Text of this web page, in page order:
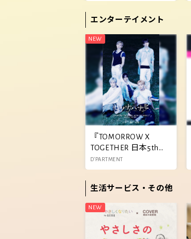
エンターテイメント
『TOMORROW X
TOGETHER 日本5thシ
ングル「セツナハナ
ビ」POP-UP STORE』
D'PARTMENT
生活サービス・その他